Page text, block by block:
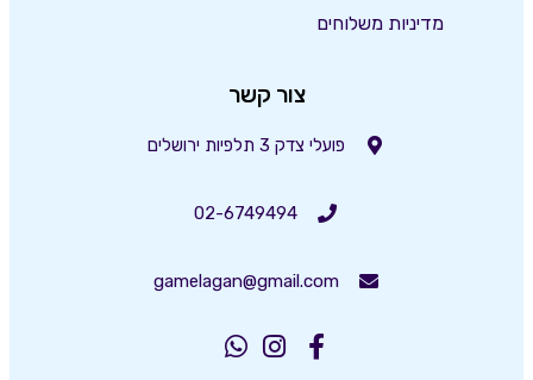
מדיניות משלוחים
צור קשר
פועלי צדק 3 תלפיות ירושלים
02-6749494
gamelagan@gmail.com